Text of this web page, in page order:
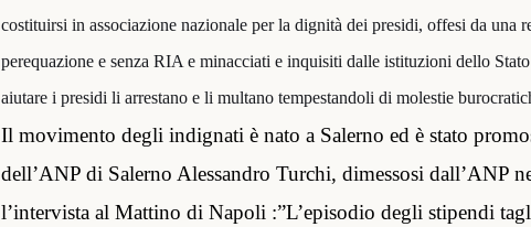
costituirsi in associazione nazionale per la dignità dei presidi, offesi da una
perequazione e senza RIA e minacciati e inquisiti dalle istituzioni dello
aiutare i presidi li arrestano e li multano tempestandoli di molestie
Il movimento degli indignati è nato a Salerno ed è stato
dell’ANP di Salerno Alessandro Turchi, dimessosi dall’ANP
l’intervista al Mattino di Napoli :”L’episodio degli stipendi